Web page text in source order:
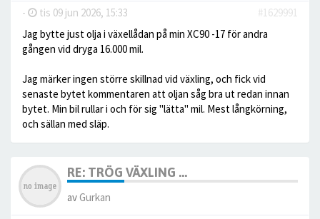
- tis 09 jun 2026, 15:33
#1629991
Jag bytte just olja i växellådan på min XC90 -17 för andra
gången vid dryga 16.000 mil.
Jag märker ingen större skillnad vid växling, och fick vid
senaste bytet kommentaren att oljan såg bra ut redan innan
bytet. Min bil rullar i och för sig "lätta" mil. Mest långkörning,
och sällan med släp.
RE: TRÖG VÄXLING ...
avGurkan